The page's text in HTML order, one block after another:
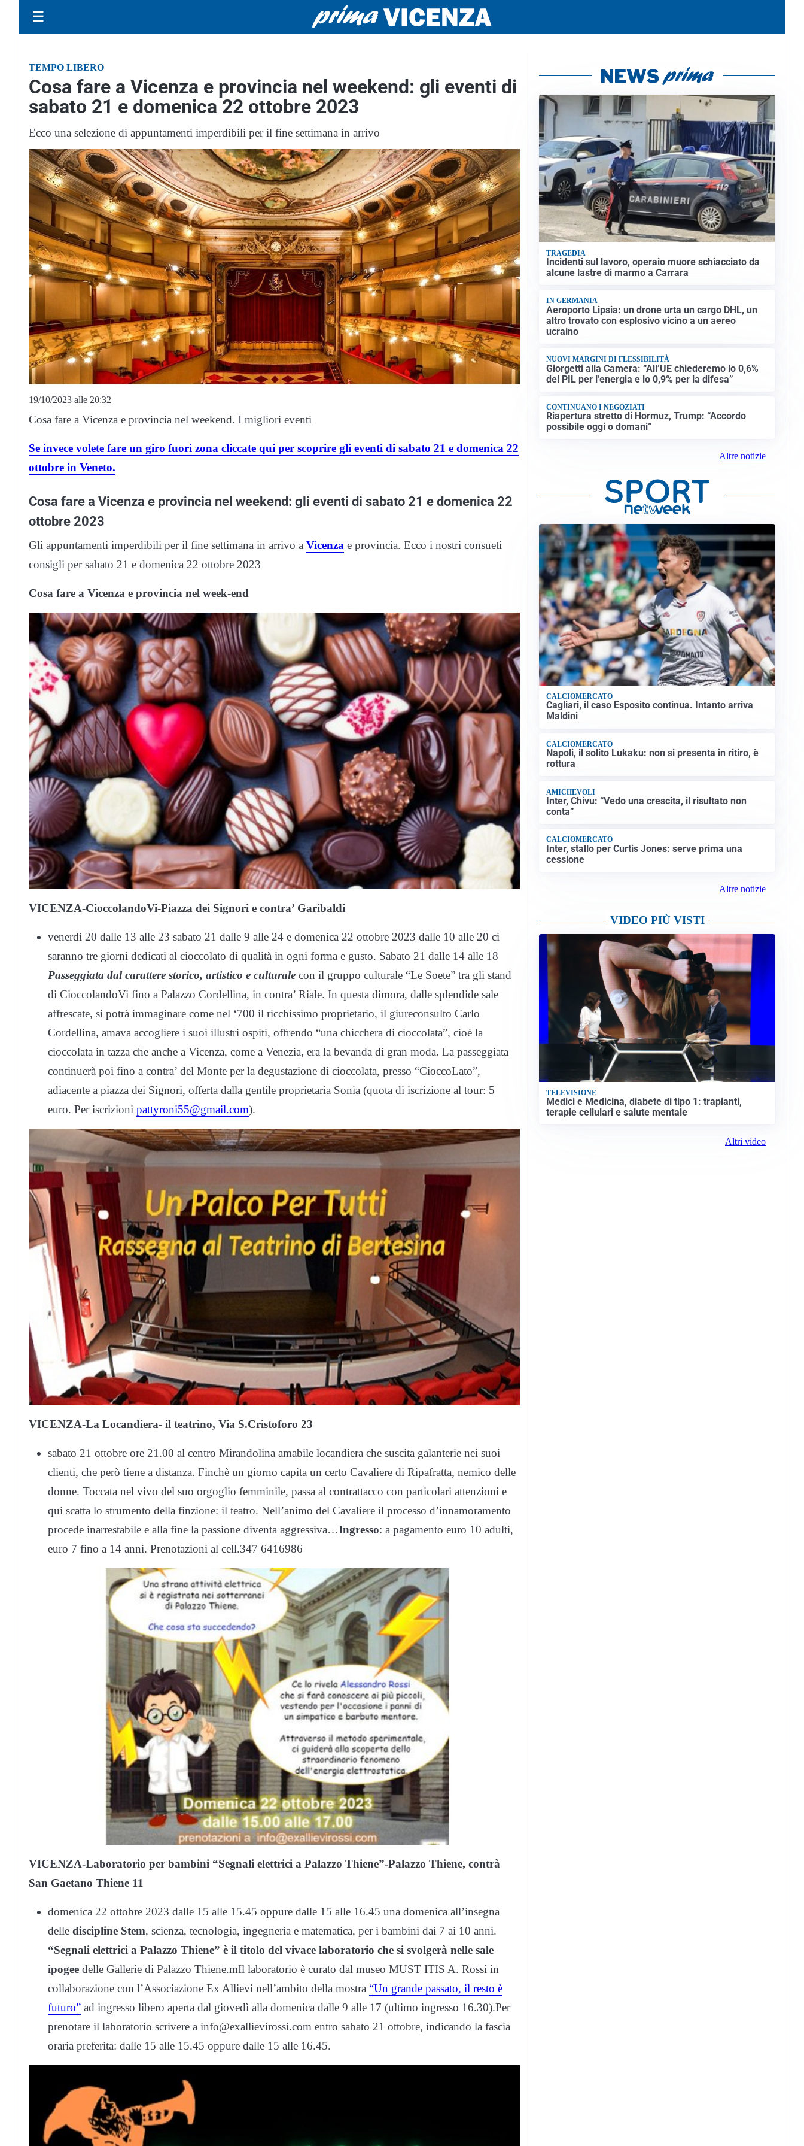
☰
TEMPO LIBERO
Cosa fare a Vicenza e provincia nel weekend: gli eventi di
sabato 21 e domenica 22 ottobre 2023
Ecco una selezione di appuntamenti imperdibili per il fine settimana in arrivo
19/10/2023 alle 20:32
Cosa fare a Vicenza e provincia nel weekend. I migliori eventi
Se invece volete fare un giro fuori zona cliccate qui per scoprire gli eventi di sabato 21 e domenica 22
ottobre in Veneto.
Cosa fare a Vicenza e provincia nel weekend: gli eventi di sabato 21 e domenica 22
ottobre 2023
Gli appuntamenti imperdibili per il fine settimana in arrivo a Vicenza e provincia. Ecco i nostri consueti
consigli per sabato 21 e domenica 22 ottobre 2023
Cosa fare a Vicenza e provincia nel week-end
VICENZA-CioccolandoVi-Piazza dei Signori e contra’ Garibaldi
venerdì 20 dalle 13 alle 23 sabato 21 dalle 9 alle 24 e domenica 22 ottobre 2023 dalle 10 alle 20 ci
saranno tre giorni dedicati al cioccolato di qualità in ogni forma e gusto. Sabato 21 dalle 14 alle 18
Passeggiata dal carattere storico, artistico e culturale con il gruppo culturale “Le Soete” tra gli stand
di CioccolandoVi fino a Palazzo Cordellina, in contra’ Riale. In questa dimora, dalle splendide sale
affrescate, si potrà immaginare come nel ‘700 il ricchissimo proprietario, il giureconsulto Carlo
Cordellina, amava accogliere i suoi illustri ospiti, offrendo “una chicchera di cioccolata”, cioè la
cioccolata in tazza che anche a Vicenza, come a Venezia, era la bevanda di gran moda. La passeggiata
continuerà poi fino a contra’ del Monte per la degustazione di cioccolata, presso “CioccoLato”,
adiacente a piazza dei Signori, offerta dalla gentile proprietaria Sonia (quota di iscrizione al tour: 5
euro. Per iscrizioni pattyroni55@gmail.com).
VICENZA-La Locandiera- il teatrino, Via S.Cristoforo 23
sabato 21 ottobre ore 21.00 al centro Mirandolina amabile locandiera che suscita galanterie nei suoi
clienti, che però tiene a distanza. Finchè un giorno capita un certo Cavaliere di Ripafratta, nemico delle
donne. Toccata nel vivo del suo orgoglio femminile, passa al contrattacco con particolari attenzioni e
qui scatta lo strumento della finzione: il teatro. Nell’animo del Cavaliere il processo d’innamoramento
procede inarrestabile e alla fine la passione diventa aggressiva…Ingresso: a pagamento euro 10 adulti,
euro 7 fino a 14 anni. Prenotazioni al cell.347 6416986
VICENZA-Laboratorio per bambini “Segnali elettrici a Palazzo Thiene”-Palazzo Thiene, contrà
San Gaetano Thiene 11
domenica 22 ottobre 2023 dalle 15 alle 15.45 oppure dalle 15 alle 16.45 una domenica all’insegna
delle discipline Stem, scienza, tecnologia, ingegneria e matematica, per i bambini dai 7 ai 10 anni.
“Segnali elettrici a Palazzo Thiene” è il titolo del vivace laboratorio che si svolgerà nelle sale
ipogee delle Gallerie di Palazzo Thiene.mIl laboratorio è curato dal museo MUST ITIS A. Rossi in
collaborazione con l’Associazione Ex Allievi nell’ambito della mostra “Un grande passato, il resto è
futuro” ad ingresso libero aperta dal giovedì alla domenica dalle 9 alle 17 (ultimo ingresso 16.30).Per
prenotare il laboratorio scrivere a info@exallievirossi.com entro sabato 21 ottobre, indicando la fascia
oraria preferita: dalle 15 alle 15.45 oppure dalle 15 alle 16.45.
TRAGEDIA
Incidenti sul lavoro, operaio muore schiacciato da
alcune lastre di marmo a Carrara
IN GERMANIA
Aeroporto Lipsia: un drone urta un cargo DHL, un
altro trovato con esplosivo vicino a un aereo
ucraino
NUOVI MARGINI DI FLESSIBILITÀ
Giorgetti alla Camera: “All’UE chiederemo lo 0,6%
del PIL per l’energia e lo 0,9% per la difesa”
CONTINUANO I NEGOZIATI
Riapertura stretto di Hormuz, Trump: “Accordo
possibile oggi o domani”
Altre notizie
CALCIOMERCATO
Cagliari, il caso Esposito continua. Intanto arriva
Maldini
CALCIOMERCATO
Napoli, il solito Lukaku: non si presenta in ritiro, è
rottura
AMICHEVOLI
Inter, Chivu: “Vedo una crescita, il risultato non
conta”
CALCIOMERCATO
Inter, stallo per Curtis Jones: serve prima una
cessione
Altre notizie
VIDEO PIÙ VISTI
TELEVISIONE
Medici e Medicina, diabete di tipo 1: trapianti,
terapie cellulari e salute mentale
Altri video